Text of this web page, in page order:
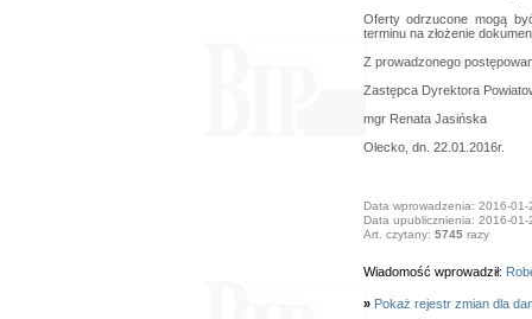
Oferty odrzucone mogą
terminu na złożenie
Z prowadzonego
Zastępca Dyrektora
mgr Renata Jasińska
Olecko, dn. 22.01.2016r.
Data wprowadzenia: 2016-01-
Data upublicznienia: 2016-01-
Art. czytany: 5745razy
Wiadomość wprowadził:
» Pokaż rejestr zmian dla